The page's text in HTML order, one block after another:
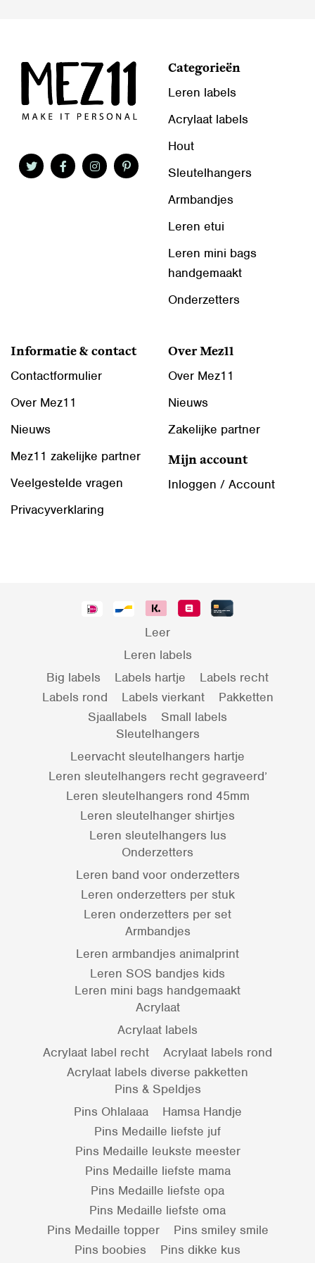
Categorieën
Leren labels
Acrylaat labels
Hout
Sleutelhangers
Armbandjes
Leren etui
Leren mini bags
handgemaakt
Onderzetters
Informatie & contact
Contactformulier
Over Mez11
Nieuws
Mez11 zakelijke partner
Veelgestelde vragen
Privacyverklaring
Over Mez11
Over Mez11
Nieuws
Zakelijke partner
Mijn account
Inloggen / Account
Leer
Leren labels
Big labels
Labels hartje
Labels recht
Labels rond
Labels vierkant
Pakketten
Sjaallabels
Small labels
Sleutelhangers
Leervacht sleutelhangers hartje
Leren sleutelhangers recht gegraveerd’
Leren sleutelhangers rond 45mm
Leren sleutelhanger shirtjes
Leren sleutelhangers lus
Onderzetters
Leren band voor onderzetters
Leren onderzetters per stuk
Leren onderzetters per set
Armbandjes
Leren armbandjes animalprint
Leren SOS bandjes kids
Leren mini bags handgemaakt
Acrylaat
Acrylaat labels
Acrylaat label recht
Acrylaat labels rond
Acrylaat labels diverse pakketten
Pins & Speldjes
Pins Ohlalaaa
Hamsa Handje
Pins Medaille liefste juf
Pins Medaille leukste meester
Pins Medaille liefste mama
Pins Medaille liefste opa
Pins Medaille liefste oma
Pins Medaille topper
Pins smiley smile
Pins boobies
Pins dikke kus